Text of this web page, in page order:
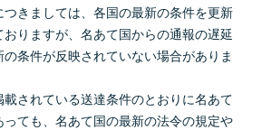
きましては、各国の最新の条件を更新
りますが、名あて国からの通報の遅延
条件が反映されていない場合がありま
されている送達条件のとおりに名あて
ても、名あて国の最新の法令の規定や